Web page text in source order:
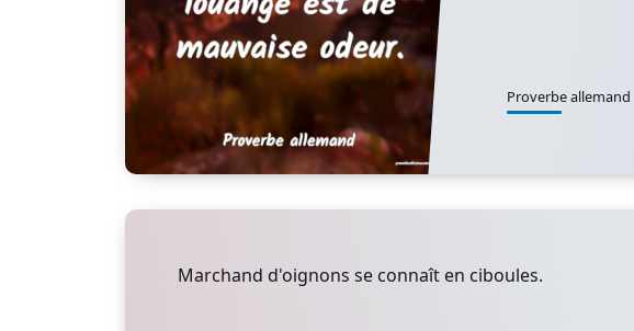
Proverbe allemand
Marchand d'oignons se connaît en ciboules.